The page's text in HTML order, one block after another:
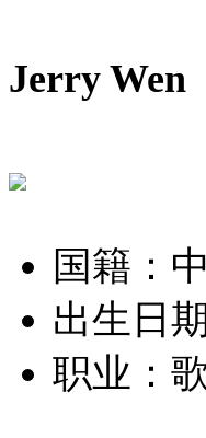
Jerry Wen
国籍：
出生日
职业：